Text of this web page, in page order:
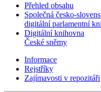
Přehled obsahu
Společná česko-
digitální parlamentní
Digitální knihovna
České sněmy
Informace
Rejstříky
Zajímavosti v repozitáři